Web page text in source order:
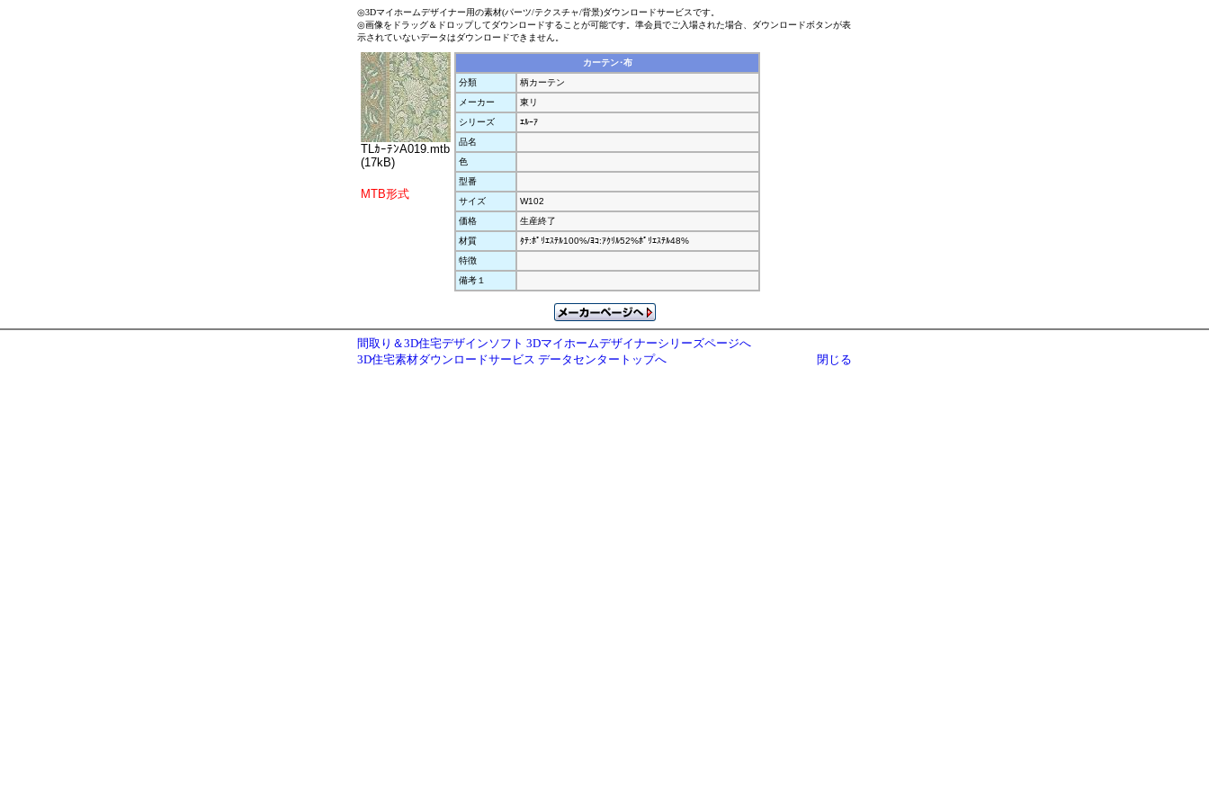
◎3Dマイホームデザイナー用の素材(パーツ/テクスチャ/背景)ダウンロードサービスです。
◎画像をドラッグ＆ドロップしてダウンロードすることが可能です。準会員でご入場された場合、ダウンロードボタンが表
示されていないデータはダウンロードできません。
TLｶｰﾃﾝA019.mtb
(17kB)
MTB形式
カーテン･布
分類
柄カーテン
メーカー
東リ
シリーズ
ｴﾙｰｱ
品名
色
型番
サイズ
W102
価格
生産終了
材質
ﾀﾃ:ﾎﾟﾘｴｽﾃﾙ100%/ﾖｺ:ｱｸﾘﾙ52%ﾎﾟﾘｴｽﾃﾙ48%
特徴
備考１
間取り＆3D住宅デザインソフト 3Dマイホームデザイナーシリーズページへ
3D住宅素材ダウンロードサービス データセンタートップへ
閉じる